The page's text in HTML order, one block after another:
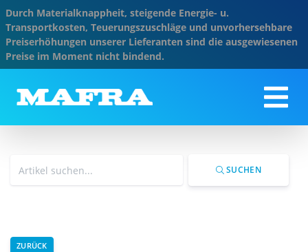
Durch Materialknappheit, steigende Energie- u.
Transportkosten, Teuerungszuschläge und unvorhersehbare
Preiserhöhungen unserer Lieferanten sind die ausgewiesenen
Preise im Moment nicht bindend.
SUCHEN
ZURÜCK